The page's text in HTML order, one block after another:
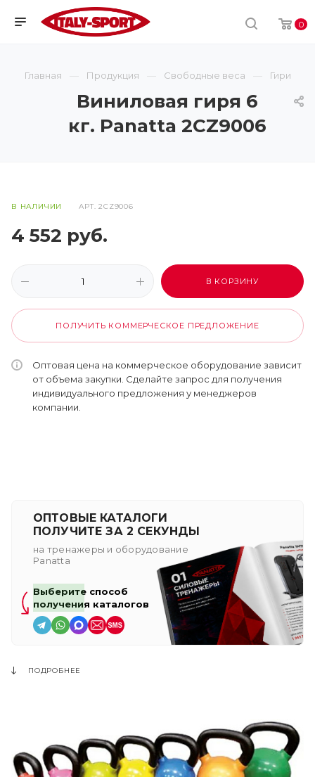
0
Главная Продукция Свободные веса Гири
Виниловая гиря 6
кг. Panatta 2CZ9006
В НАЛИЧИИ АРТ.2CZ9006
4 552 руб.
В КОРЗИНУ
ПОЛУЧИТЬ КОММЕРЧЕСКОЕ ПРЕДЛОЖЕНИЕ
Оптовая цена на коммерческое оборудование зависит
от объема закупки. Сделайте запрос для получения
индивидуального предложения у менеджеров
компании.
ОПТОВЫЕ КАТАЛОГИ
ПОЛУЧИТЕ ЗА 2 СЕКУНДЫ
на тренажеры и оборудование
Panatta
Выберите способ
получения каталогов
ПОДРОБНЕЕ